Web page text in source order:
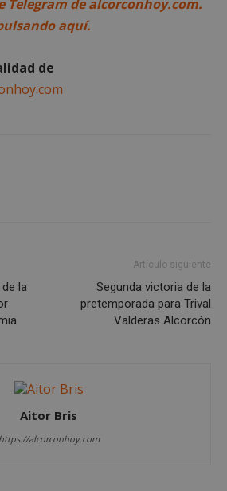
Telegram de alcorconhoy.com.
aquí.
de
la
Artículo siguiente
Segunda victoria de la
pretemporada para Trival
Valderas Alcorcón
Aitor Bris
https://alcorconhoy.com
de rendimiento
de funcionalidad
no clasificadas